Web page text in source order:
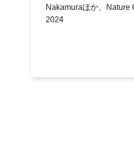
Nakamuraほか、Nature
2024